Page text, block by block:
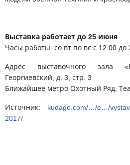
Выставка работает до 25 июня
Часы работы: со вт по вс с 12:00 до
Адрес выставочного зала
Георгиевский, д. 3, стр. 3
Ближайшее метро Охотный Ряд,
Источник: kudago.com/…/e…/
2017/